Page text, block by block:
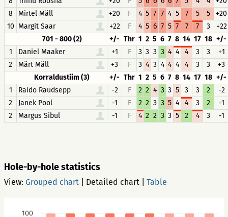
8
Mirtel Mäll +20 F 4 5 7 7 4 5 7 5 5
+20
10 Margit Saar +22 F 4 5 6 7 5 7 7 7 3
+22
701 - 800 (2)
+/- Thr 1 2 5 6 7 8 14 17 18 +/-
1
Daniel Maaker +1 F 3 3 3 3 4 4 4 3 3
+1
2
Märt Mäll +3 F 3 4 3 4 4 4 4 3 3
+3
Korraldustiim (3)
+/- Thr 1 2 5 6 7 8 14 17 18 +/-
1
Raido Raudsepp -2 F 2 2 4 3 3 5 3 3 2
-2
2
Janek Pool -1 F 2 2 3 3 5 4 4 3 2
-1
2
Margus Sibul -1 F 4 2 2 3 3 5 2 4 3 -1
Hole-by-hole statistics
View: Grouped chart Detailed chart Table
100